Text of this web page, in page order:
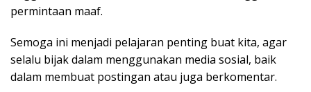
permintaan maaf.
Semoga ini menjadi pelajaran penting buat kita, agar
selalu bijak dalam menggunakan media sosial, baik
dalam membuat postingan atau juga berkomentar.